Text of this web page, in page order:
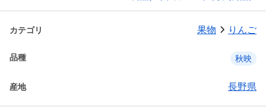
カテゴリ 果物 りんご
品種 秋映
産地 長野県